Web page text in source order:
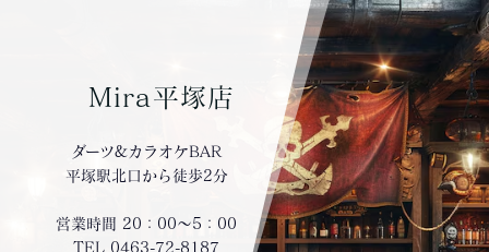
Mira平塚店
ダーツ&カラオケBAR
平塚駅北口から徒歩2分
営業時間 20：00～5：00
TEL 0463-72-8187